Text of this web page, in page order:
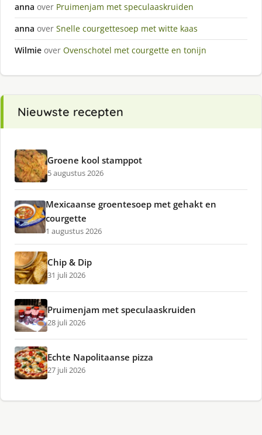
anna over Pruimenjam met speculaaskruiden
anna over Snelle courgettesoep met witte kaas
Wilmie over Ovenschotel met courgette en tonijn
Nieuwste recepten
Groene kool stamppot
5 augustus 2026
Mexicaanse groentesoep met gehakt en
courgette
1 augustus 2026
Chip & Dip
31 juli 2026
Pruimenjam met speculaaskruiden
28 juli 2026
Echte Napolitaanse pizza
27 juli 2026